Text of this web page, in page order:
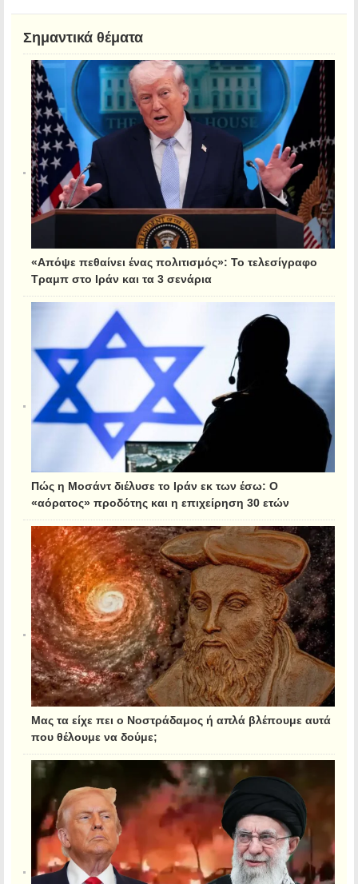
Σημαντικά θέματα
«Απόψε πεθαίνει ένας πολιτισμός»: Το τελεσίγραφο
Τραμπ στο Ιράν και τα 3 σενάρια
Πώς η Μοσάντ διέλυσε το Ιράν εκ των έσω: Ο
«αόρατος» προδότης και η επιχείρηση 30 ετών
Μας τα είχε πει ο Νοστράδαμος ή απλά βλέπουμε αυτά
που θέλουμε να δούμε;